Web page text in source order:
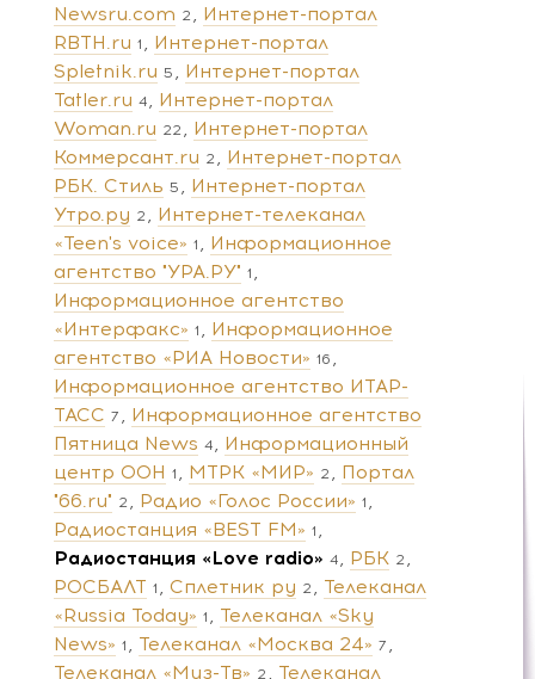
Newsru.com 2
Интернет-портал
RBTH.ru 1
Интернет-портал
Spletnik.ru 5
Интернет-портал
Tatler.ru 4
Интернет-портал
Woman.ru 22
Интернет-портал
Коммерсант.ru 2
Интернет-портал
РБК. Стиль 5
Интернет-портал
Утро.ру 2
Интернет-телеканал
«Teen's voice» 1
Информационное
агентство "УРА.РУ" 1
Информационное агентство
«Интерфакс» 1
Информационное
агентство «РИА Новости» 16
Информационное агентство ИТАР-
ТАСС 7
Информационное агентство
Пятница News 4
Информационный
центр ООН 1 МТРК «МИР» 2
Портал
"66.ru" 2 Радио «Голос России» 1
Радиостанция «BEST FM» 1
Радиостанция «Love radio» 4 РБК 2
РОСБАЛТ 1 Сплетник ру 2
Телеканал
«Russia Today» 1
Телеканал «Sky
News» 1 Телеканал «Москва 24» 7
Телеканал «Муз-Тв» 2 Телеканал